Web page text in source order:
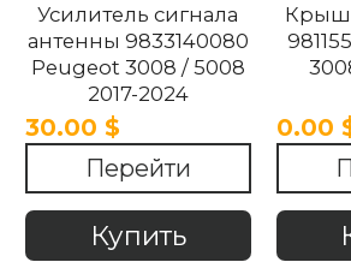
Усилитель сигнала
антенны 9833140080
Peugeot 3008 / 5008
2017-2024
30.00 $
Перейти
Купить
0.00